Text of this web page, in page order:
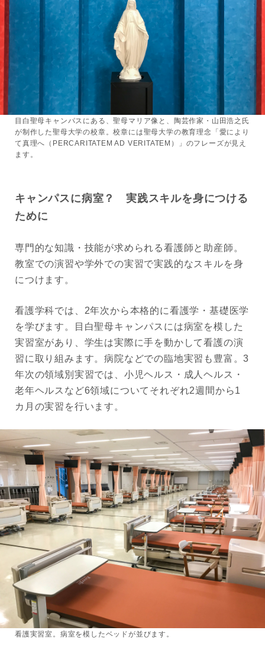
目白聖母キャンパスにある、聖母マリア像と、陶芸作家・山田浩之氏
が制作した聖母大学の校章。校章には聖母大学の教育理念「愛により
て真理へ（PERCARITATEM AD VERITATEM）」のフレーズが見え
ます。
キャンパスに病室？ 実践スキルを身につける
ために
専門的な知識・技能が求められる看護師と助産師。
教室での演習や学外での実習で実践的なスキルを身
につけます。
看護学科では、2年次から本格的に看護学・基礎医学
を学びます。目白聖母キャンパスには病室を模した
実習室があり、学生は実際に手を動かして看護の演
習に取り組みます。病院などでの臨地実習も豊富。3
年次の領域別実習では、小児ヘルス・成人ヘルス・
老年ヘルスなど6領域についてそれぞれ2週間から1
カ月の実習を行います。
看護実習室。病室を模したベッドが並びます。